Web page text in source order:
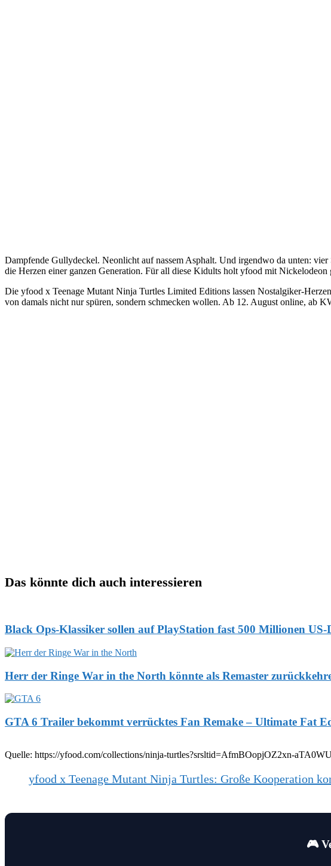
Dampfende Gullydeckel. Neonlicht auf nassem Asphalt. Und irgendwo da unten:
die Herzen einer ganzen Generation. Für all diese Kidults holt yfood mit
Die yfood x Teenage Mutant Ninja Turtles Limited Editions lassen Nostalgiker-
von damals nicht nur spüren, sondern schmecken wollen. Ab 12. August online, ab
Das könnte dich auch interessieren
Black Ops-Klassiker sollen auf PlayStation fast 500 Millionen US-
Herr der Ringe War in the North könnte als Remaster
GTA 6 Trailer bekommt verrücktes Fan Remake – Ultimate Fat
Quelle: https://yfood.com/collections/ninja-turtles?srsltid=AfmBOopjOZ2xn-
yfood x Teenage Mutant Ninja Turtles: Große Kooperation
🎮